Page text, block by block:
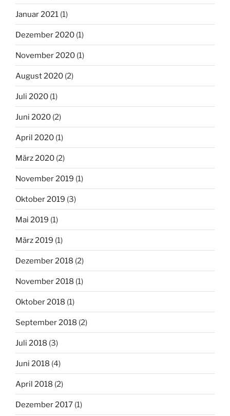
Januar 2021 (1)
Dezember 2020 (1)
November 2020 (1)
August 2020 (2)
Juli 2020 (1)
Juni 2020 (2)
April 2020 (1)
März 2020 (2)
November 2019 (1)
Oktober 2019 (3)
Mai 2019 (1)
März 2019 (1)
Dezember 2018 (2)
November 2018 (1)
Oktober 2018 (1)
September 2018 (2)
Juli 2018 (3)
Juni 2018 (4)
April 2018 (2)
Dezember 2017 (1)